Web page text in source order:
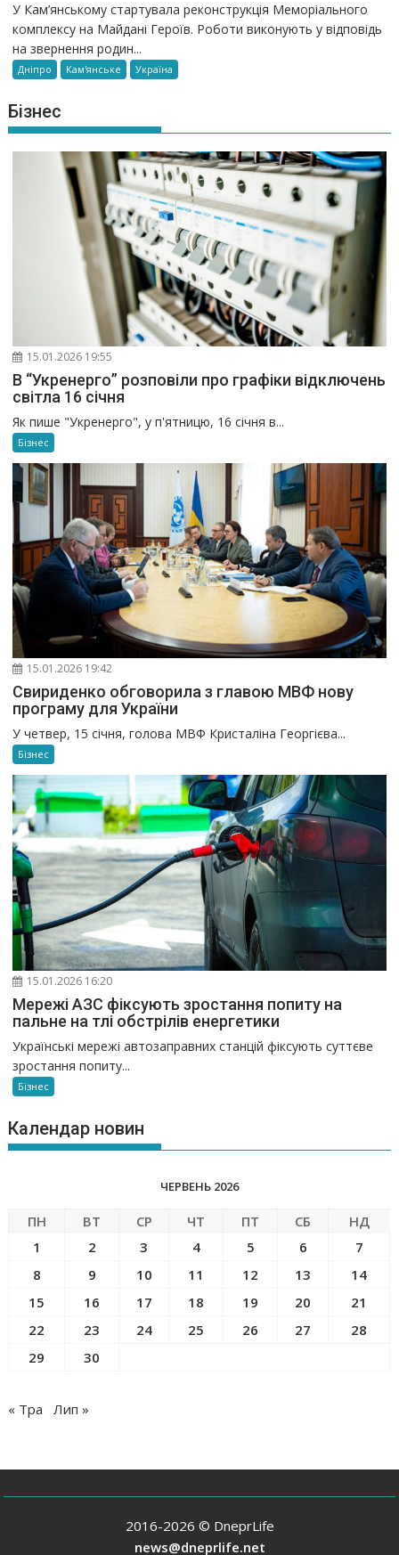
У Кам’янському стартувала реконструкція Меморіального
комплексу на Майдані Героїв. Роботи виконують у відповідь
на звернення родин...
Дніпро Кам'янське Україна
Бізнес
15.01.2026 19:55
В “Укренерго” розповіли про графіки відключень
світла 16 січня
Як пише "Укренерго", у п'ятницю, 16 січня в...
Бізнес
15.01.2026 19:42
Свириденко обговорила з главою МВФ нову
програму для України
У четвер, 15 січня, голова МВФ Кристаліна Георгієва...
Бізнес
15.01.2026 16:20
Мережі АЗС фіксують зростання попиту на
пальне на тлі обстрілів енергетики
Українські мережі автозаправних станцій фіксують суттєве
зростання попиту...
Бізнес
Календар новин
ЧЕРВЕНЬ 2026
ПН ВТ СР ЧТ ПТ СБ
НД
1
2 3 4 5 6
7
8
9 10 11 12 13
14
15
16 17 18 19 20
21
22
23 24 25 26 27
28
29
30
« Тра Лип »
2016-2026 © DneprLife
news@dneprlife.net